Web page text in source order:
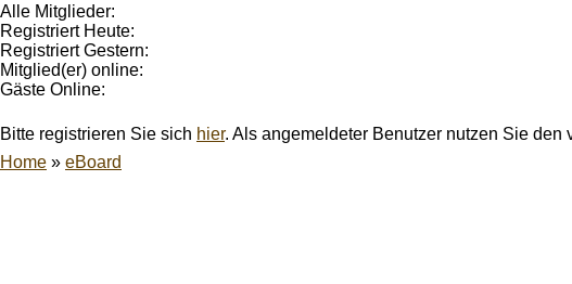
Alle Mitglieder:
Registriert Heute:
Registriert Gestern:
Mitglied(er) online:
Gäste Online:
Bitte registrieren Sie sich hier. Als angemeldeter Benutzer nutzen Sie
Home » eBoard